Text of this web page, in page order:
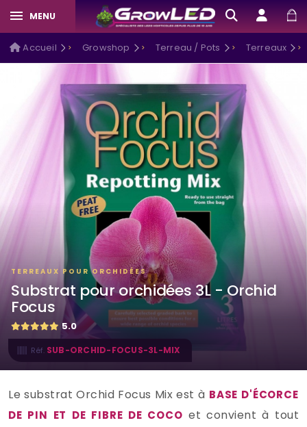
MENU
Accueil Growshop Terreau / Pots Terreaux
TERREAUX POUR ORCHIDÉES
Substrat pour orchidées 3L - Orchid
Focus
5.0
Réf. SUB-ORCHID-FOCUS-3L-MIX
Le substrat Orchid Focus Mix est à BASE D'ÉCORCE
DE PIN ET DE FIBRE DE COCO et convient à tout